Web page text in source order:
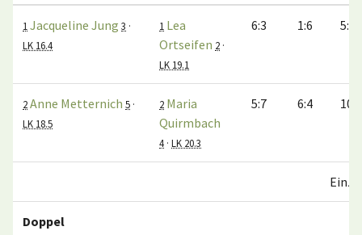
1 Jacqueline Jung 3 ·
LK 16.4
1 Lea
Ortseifen 2 ·
LK 19.1
6:3 1:6 5:10
2Anne Metternich 5 ·
LK 18.5
2 Maria
Quirmbach
4 · LK 20.3
5:7 6:4 10:7
Doppel